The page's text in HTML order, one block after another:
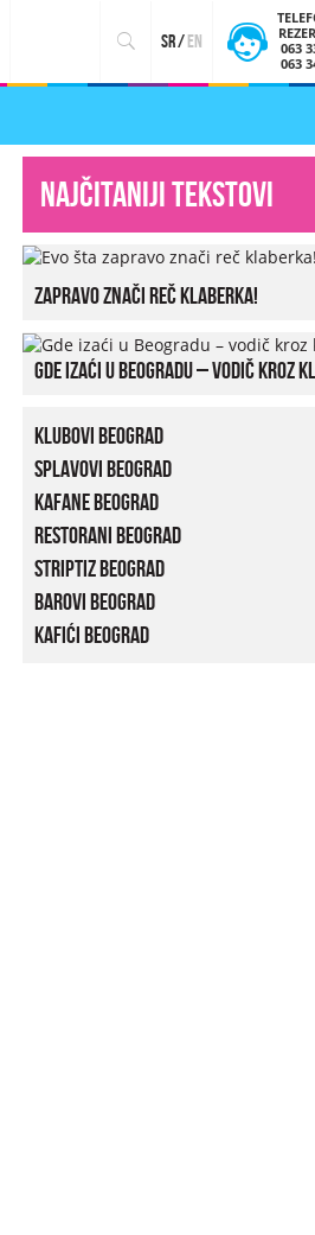
sr/en
063
063
Najčitaniji tekstovi
zapravo znači reč klaberka!
Gde izaći u Beogradu – vodič kroz
Klubovi Beograd
Splavovi Beograd
Kafane Beograd
Restorani Beograd
Striptiz Beograd
Barovi Beograd
Kafići Beograd